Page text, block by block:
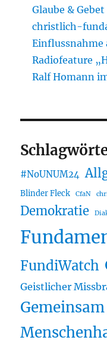
Glaube &
christlich-
Einflussnahme
Radiofeature
Ralf Homann
#NoUNUM24
Blinder Fleck
CfaN
Demokratie
FundiWatch
Geistlicher